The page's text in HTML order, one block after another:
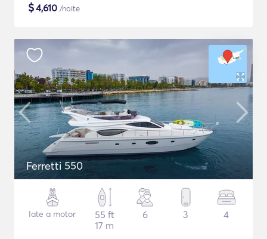
$4,610 /noite
Ferretti 550
Iate a motor
55 ft
17 m
6 3 4